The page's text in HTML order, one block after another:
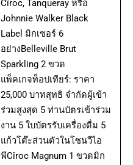
Cîroc, Tanqueray หรือ
Johnnie Walker Black
Label มิกเซอร์ 6
อย่างBelleville Brut
Sparkling 2 ขวด
แพ็คเกจท็อปเทียร์: ราคา
25,000 บาทสุทธิ จำกัดผู้เข้า
ร่วมสูงสุด 5 ท่านบัตรเข้าร่วม
งาน 5 ใบบัตรรับเครื่องดื่ม 5
แก้วโต๊ะส่วนตัวในโซนวีไอ
พีCîroc Magnum 1 ขวดมิก